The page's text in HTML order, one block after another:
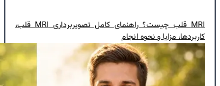
MRI قلب چیست؟ راهنمای کامل تصویربرداری MRI قلب،
کاربردها، مزایا و نحوه انجام